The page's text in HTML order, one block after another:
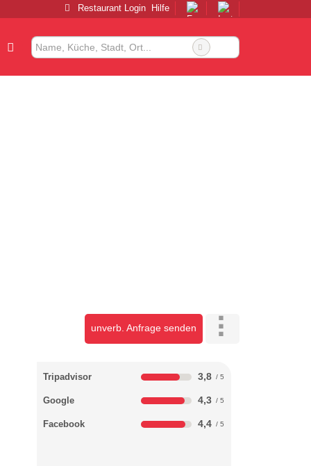
Restaurant Login Hilfe
unverb. Anfrage senden
Tripadvisor 3,8
Google 4,3
Facebook 4,4